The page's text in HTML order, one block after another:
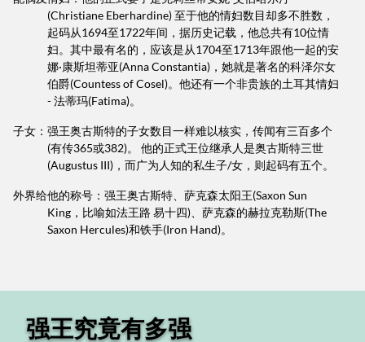
(Christiane Eberhardine) 至于他的情妇数目却多不胜数，
起码从1694至1722年间，据历史记载，他总共有10位情
妇。其中最有名的，应该是从1704至1713年跟他一起的安
娜·康斯坦蒂亚(Anna Constantia)，她就是著名的科泽尔女
伯爵(Countess of Cosel)。他还有一个非贵族的土耳其情妇
- 法蒂玛(Fatima)。
子女： 强王奥古斯特的子女数目一样难以核实，传闻有三百多个
(有传365或382)。 他的正式王位继承人是奥古斯特三世
(Augustus III)，而广为人知的私生子/女，则起码有五个。
外界给他的称号：强王奥古斯特、萨克森太阳王(Saxon Sun
King，比喻如法王路 易十四)、萨克森的赫拉克勒斯(The
Saxon Hercules)和铁手(Iron Hand)。
强王究竟有多强